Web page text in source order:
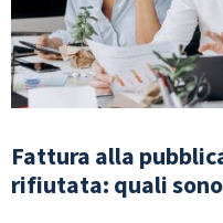
Fattura alla
rifiutata: quali